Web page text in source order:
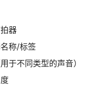
器
称/标签
于不同类型的声音）